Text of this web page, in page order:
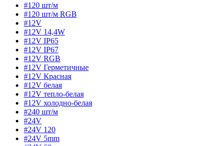
#120 шт/м
#120 шт/м RGB
#12V
#12V 14,4W
#12V IP65
#12V IP67
#12V RGB
#12V Герметичные
#12V Красная
#12V белая
#12V тепло-белая
#12V холодно-белая
#240 шт/м
#24V
#24V 120
#24V 5mm